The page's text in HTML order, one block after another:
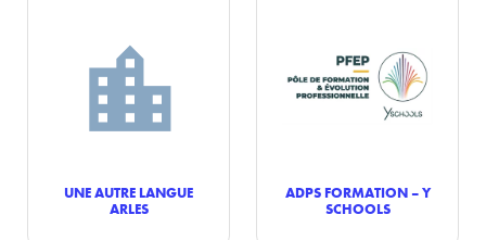
UNE AUTRE LANGUE
ARLES
ADPS FORMATION – Y
SCHOOLS